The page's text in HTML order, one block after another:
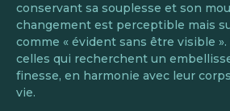
conservant sa souplesse et son
changement est perceptible mais
comme « évident sans être visible
celles qui recherchent un
finesse, en harmonie avec leur
vie.